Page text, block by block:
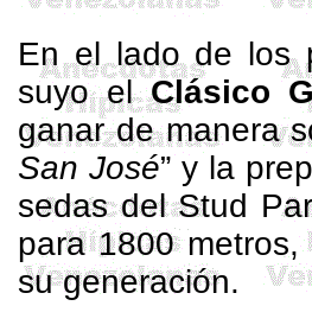
En el lado de los
suyo elClásico
ganar de manera
San José” y la
sedas delStud
para1800 metros,
su generación.